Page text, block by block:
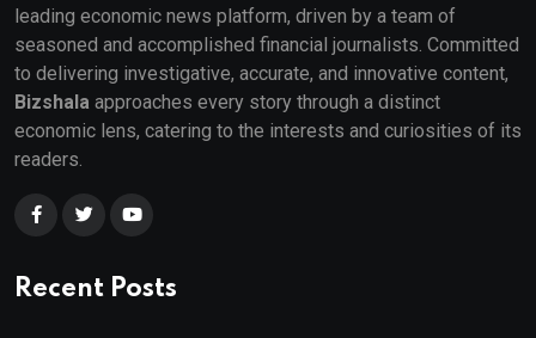
leading economic news platform, driven by a team of
seasoned and accomplished financial journalists. Committed
to delivering investigative, accurate, and innovative content,
Bizshala approaches every story through a distinct
economic lens, catering to the interests and curiosities of its
readers.
Recent Posts